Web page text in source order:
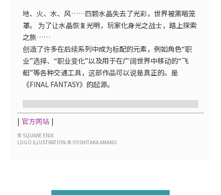
地、火、水、风……四颗水晶失去了光彩，世界被黑暗笼
罩。 为了让水晶恢复光明，玩家化身光之战士，踏上探索
之旅……
创造了许多在后续系列中成为标配的元素，例如角色“职
业”选择、“职业变化”以及用于在广阔世界中移动的“飞
艇”等各种交通工具，这部作品可以说是真正的。是
《FINAL FANTASY》的起源。
官方网站
© SQUARE ENIX
LOGO ILLUSTRATION:© YOSHITAKA AMANO